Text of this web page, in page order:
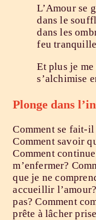
L’Amour se
dans le
dans les
feu
Et plus je
s’alchimise
Plonge dans
Comment se fait-il
Comment savoir
Comment
m’enfermer?
que je ne
accueillir
pas? Comment
prête à lâcher